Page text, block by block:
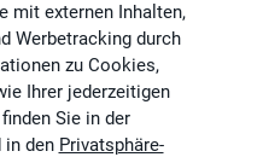
mit externen Inhalten,
Werbetracking durch
zu Cookies,
Ihrer jederzeitigen
Sie in der
den Privatsphäre-